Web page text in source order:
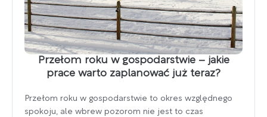
Przełom roku w gospodarstwie – jakie
prace warto zaplanować już teraz?
Przełom roku w gospodarstwie to okres względnego
spokoju, ale wbrew pozorom nie jest to czas